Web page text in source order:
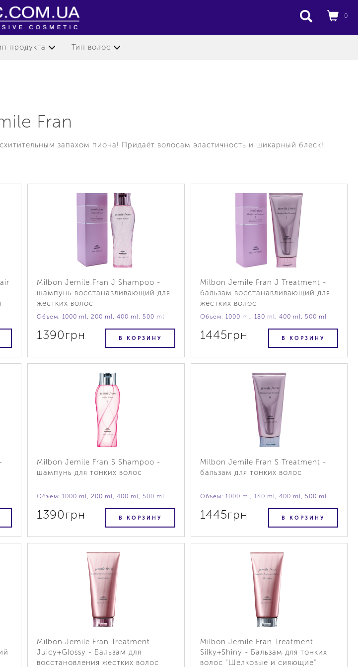
0
продукта Тип волос
Fran
запахом пиона! Придаёт волосам эластичность и шикарный блеск!
Milbon Jemile Fran J Shampoo -
шампунь восстанавливающий для
жестких волос
В КОРЗИНУ
1390грн
Объем: 1000 ml, 200 ml, 400 ml, 500 ml
Milbon Jemile Fran J Treatment -
бальзам восстанавливающий для
жестких волос
В КОРЗИНУ
1445грн
Объем: 1000 ml, 180 ml, 400 ml, 500 ml
Milbon Jemile Fran S Shampoo -
шампунь для тонких волос
В КОРЗИНУ
1390грн
Объем: 1000 ml, 200 ml, 400 ml, 500 ml
Milbon Jemile Fran S Treatment -
бальзам для тонких волос
В КОРЗИНУ
1445грн
Объем: 1000 ml, 180 ml, 400 ml, 500 ml
Milbon Jemile Fran Treatment
Juicy+Glossy - Бальзам для
восстановления жестких волос
Milbon Jemile Fran Treatment
Silky+Shiny - Бальзам для тонких
волос "Шёлковые и сияющие"